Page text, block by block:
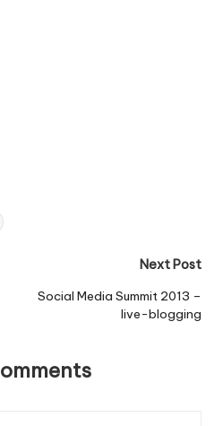
Next Post
Social Media Summit 2013 –
live-blogging